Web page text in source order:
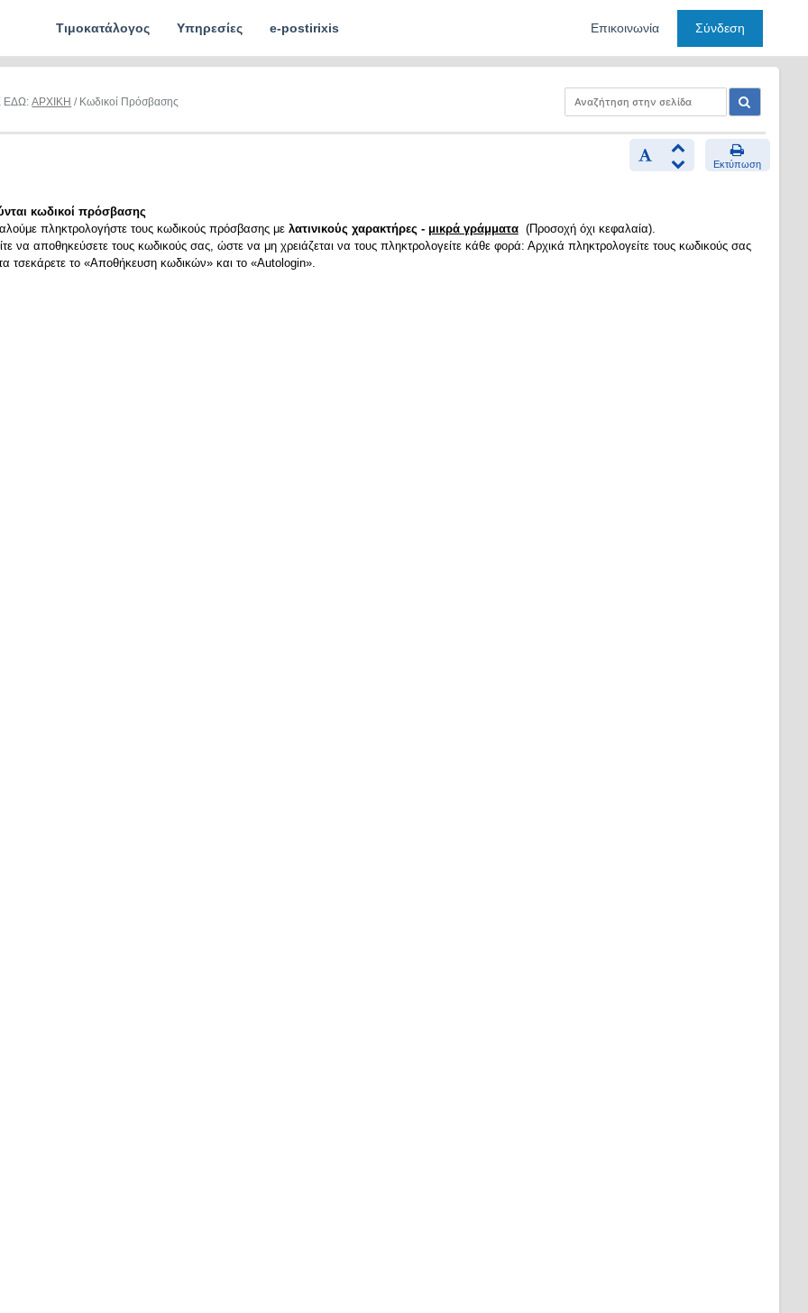
Τιμοκατάλογος Υπηρεσίες e-postirixis Επικοινωνία Σύνδεση
ΕΔΩ:ΑΡΧΙΚΗ / Κωδικοί Πρόσβασης
Εκτύπωση
κωδικοί πρόσβασης
πληκτρολογήστε τους κωδικούς πρόσβασης με λατινικούς χαρακτήρες - μικρά γράμματα(Προσοχή όχι κεφαλαία).
να αποθηκεύσετε τους κωδικούς σας, ώστε να μη χρειάζεται να τους πληκτρολογείτε κάθε φορά: Αρχικά πληκτρολογείτε τους κωδικούς σας
τσεκάρετε το «Αποθήκευση κωδικών» και το «Autologin».